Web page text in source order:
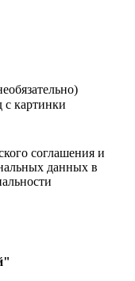
с картинки
соглашения и
данных в